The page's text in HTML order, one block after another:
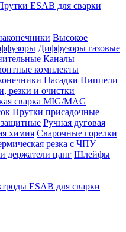
ESAB для сварки
Высокое
Диффузоры газовые
Каналы
комплекты
Насадки Ниппели
резки и очистки
сварка MIG/MAG
Прутки присадочные
Ручная дуговая
химия Сварочные горелки
резка с ЧПУ
держатели цанг Шлейфы
ESAB для сварки